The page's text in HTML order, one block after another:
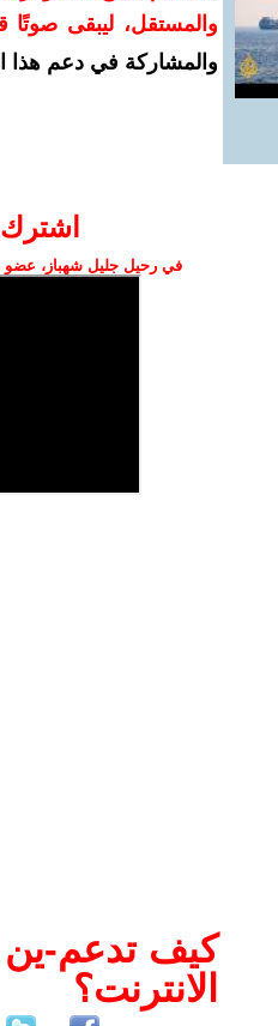
والمستقل، ليبقى صوتًا
والمشاركة في دعم هذا
في رحيل جليل شهباز، عضو
كيف تدعم-ين
الانترنت؟